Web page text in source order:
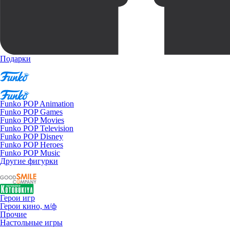
Подарки
Funko POP Animation
Funko POP Games
Funko POP Movies
Funko POP Television
Funko POP Disney
Funko POP Heroes
Funko POP Music
Другие фигурки
Герои игр
Герои кино, м/ф
Прочие
Настольные игры